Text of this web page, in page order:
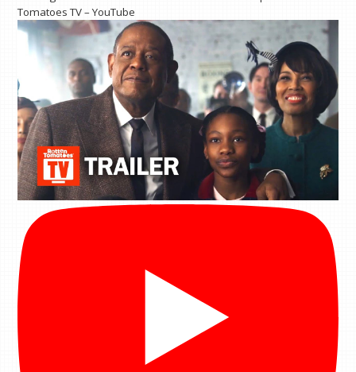
Tomatoes TV – YouTube